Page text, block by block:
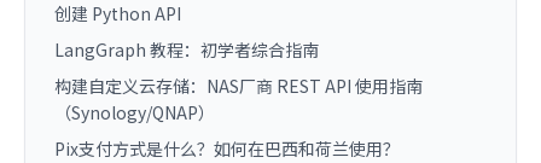
创建 Python API
LangGraph 教程：初学者综合指南
构建自定义云存储：NAS厂商 REST API 使用指南
（Synology/QNAP）
Pix支付方式是什么？如何在巴西和荷兰使用？